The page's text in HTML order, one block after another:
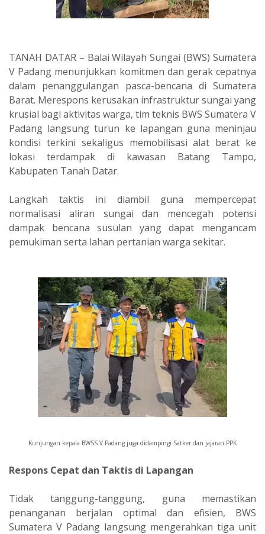
TANAH DATAR – Balai Wilayah Sungai (BWS) Sumatera
V Padang menunjukkan komitmen dan gerak cepatnya
dalam penanggulangan pasca-bencana di Sumatera
Barat. Merespons kerusakan infrastruktur sungai yang
krusial bagi aktivitas warga, tim teknis BWS Sumatera V
Padang langsung turun ke lapangan guna meninjau
kondisi terkini sekaligus memobilisasi alat berat ke
lokasi terdampak di kawasan Batang Tampo,
Kabupaten Tanah Datar.
Langkah taktis ini diambil guna mempercepat
normalisasi aliran sungai dan mencegah potensi
dampak bencana susulan yang dapat mengancam
pemukiman serta lahan pertanian warga sekitar.
Kunjungan kepala BWSS V Padang juga didampingi Satker dan jajaran PPK
Respons Cepat dan Taktis di Lapangan
Tidak tanggung-tanggung, guna memastikan
penanganan berjalan optimal dan efisien, BWS
Sumatera V Padang langsung mengerahkan tiga unit